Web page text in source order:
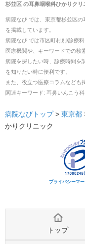
杉並区の耳鼻咽喉科ひかりクリ
病院なび では、 東京都杉並区の
を掲載しています。
病院なび では市区町村別/診療
医療機関や、キーワードでの検
病院を探したい時、診療時間を
を知りたい時に便利です。
また、役立つ医療コラムなども
関連キーワード: 耳鼻いんこう
病院なびトップ > 東京都
かりクリニック
プライバシーマ
トップ